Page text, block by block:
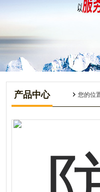
产品中心 您的位